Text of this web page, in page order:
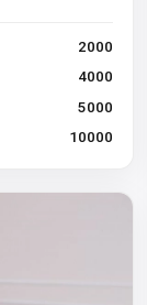
2000
4000
5000
10000